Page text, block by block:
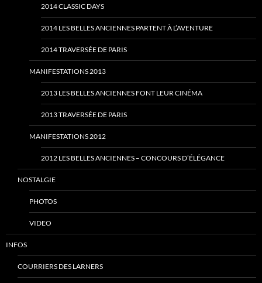
2014 CLASSIC DAYS
2014 LES BELLES ANCIENNES PARTENT À L’AVENTURE
2014 TRAVERSÉE DE PARIS
MANIFESTATIONS 2013
2013 LES BELLES ANCIENNES FONT LEUR CINÉMA
2013 TRAVERSÉE DE PARIS
MANIFESTATIONS 2012
2012 LES BELLES ANCIENNES – CONCOURS D’ÉLÉGANCE
NOSTALGIE
PHOTOS
VIDEO
INFOS
COURRIERS DES LARNERS